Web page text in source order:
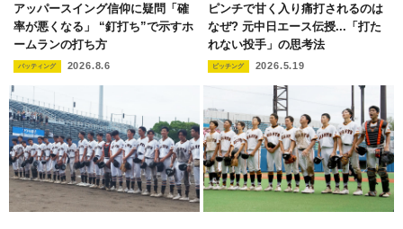
アッパースイング信仰に疑問「確
率が悪くなる」 “釘打ち”で示すホ
ームランの打ち方
バッティング 2026.8.6
ピンチで甘く入り痛打されるのは
なぜ? 元中日エース伝授...「打た
れない投手」の思考法
ピッチング 2026.5.19